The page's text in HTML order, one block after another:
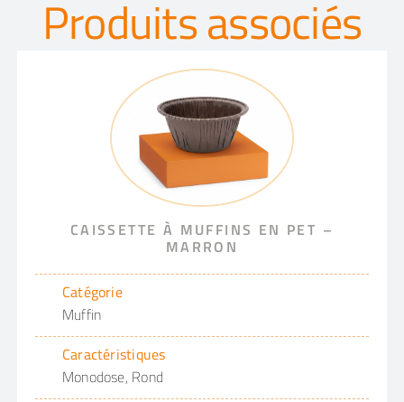
Produits associés
CAISSETTE À MUFFINS EN PET –
MARRON
Catégorie
Muffin
Caractéristiques
Monodose, Rond